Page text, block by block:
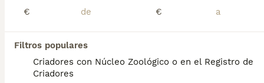
€
€
Filtros populares
Criadores con Núcleo Zoológico o en el Registro de
Criadores
Preguntas frecuentes
¿Cuánto cuesta un cachorro
de Akita Inu?